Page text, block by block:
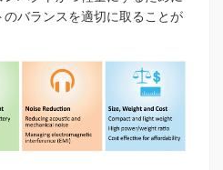
バランスを適切に取ることが